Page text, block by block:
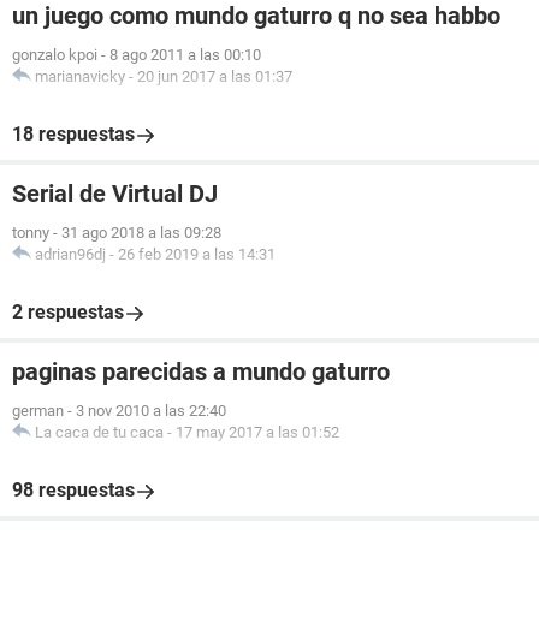
un juego como mundo gaturro q no sea habbo
gonzalo kpoi - 8 ago 2011 a las 00:10
marianavicky - 20 jun 2017 a las 01:37
18 respuestas
Serial de Virtual DJ
tonny - 31 ago 2018 a las 09:28
adrian96dj - 26 feb 2019 a las 14:31
2 respuestas
paginas parecidas a mundo gaturro
german - 3 nov 2010 a las 22:40
La caca de tu caca - 17 may 2017 a las 01:52
98 respuestas